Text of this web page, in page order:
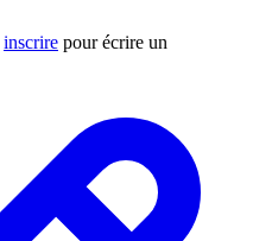
inscrire pour écrire un